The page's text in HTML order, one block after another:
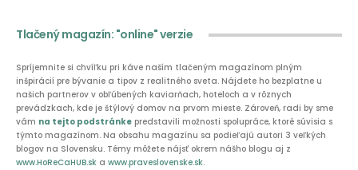
Tlačený magazín: "online" verzie
Spríjemnite si chvíľku pri káve naším tlačeným magazínom plným
inšpirácií pre bývanie a tipov z realitného sveta. Nájdete ho bezplatne u
našich partnerov v obľúbených kaviarňach, hoteloch a v rôznych
prevádzkach, kde je štýlový domov na prvom mieste. Zároveň, radi by sme
vám na tejto podstránke predstavili možnosti spolupráce, ktoré súvisia s
týmto magazínom. Na obsahu magazínu sa podieľajú autori 3 veľkých
blogov na Slovensku. Témy môžete nájsť okrem nášho blogu aj z
www.HoReCaHUB.sk a www.praveslovenske.sk.